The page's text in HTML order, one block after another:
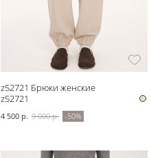
z52721 Брюки женские
z52721
4 500 р. 9 000 р. -50%